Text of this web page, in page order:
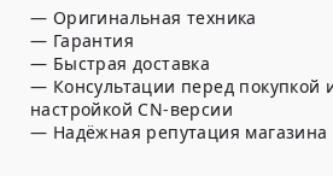
— Оригинальная техника
— Гарантия
— Быстрая доставка
— Консультации перед покупкой
настройкой CN-версии
— Надёжная репутация магазина